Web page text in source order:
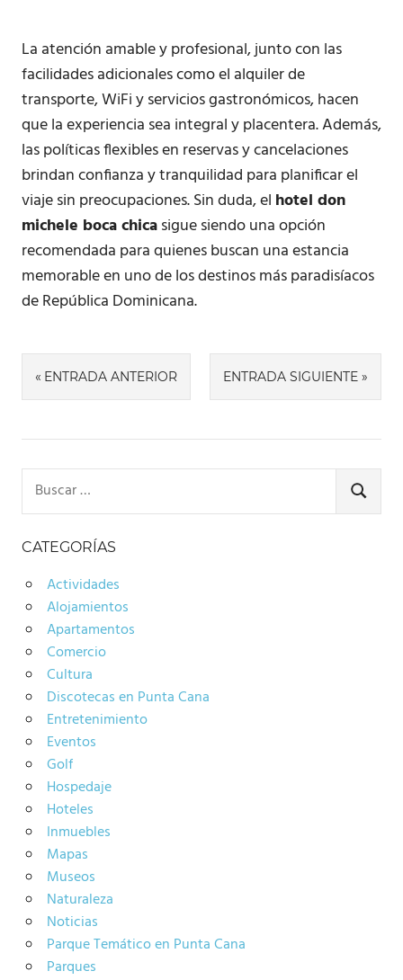
La atención amable y profesional, junto con las
facilidades adicionales como el alquiler de
transporte, WiFi y servicios gastronómicos, hacen
que la experiencia sea integral y placentera. Además,
las políticas flexibles en reservas y cancelaciones
brindan confianza y tranquilidad para planificar el
viaje sin preocupaciones. Sin duda, el hotel don
michele boca chicasigue siendo una opción
recomendada para quienes buscan una estancia
memorable en uno de los destinos más paradisíacos
de República Dominicana.
Navegación
de
entradas
ENTRADA ANTERIOR ENTRADA SIGUIENTE
BUSCAR
CATEGORÍAS
Actividades
Alojamientos
Apartamentos
Comercio
Cultura
Discotecas en Punta Cana
Entretenimiento
Eventos
Golf
Hospedaje
Hoteles
Inmuebles
Mapas
Museos
Naturaleza
Noticias
Parque Temático en Punta Cana
Parques